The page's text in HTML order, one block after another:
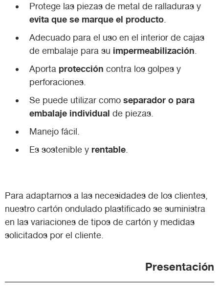
Protege las piezas de metal de ralladuras y
evita que se marque el producto
Adecuado para el uso en el interior de cajas
de embalaje para su impermeabilización
Aporta protección contra los golpes y
perforaciones.
Se puede utilizar como separador o para
embalaje individual de piezas.
Manejo fácil.
Es sostenible y rentable
Para adaptarnos a las necesidades de los clientes,
nuestro cartón ondulado plastificado se suministra
en las variaciones de tipos de cartón y medidas
solicitados por el cliente.
Presentación